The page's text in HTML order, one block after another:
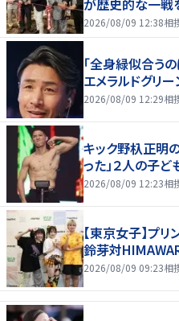
が歴史的な一戦
ラザホテルで３
2026/08/09 12:38相
「全身緑似合う
エメラルドグリ
2026/08/09 12:29相
キック野杁正明
った」２人の子
2026/08/09 12:23相
【東京女子】プ
鈴芽対
2026/08/09 09:23相